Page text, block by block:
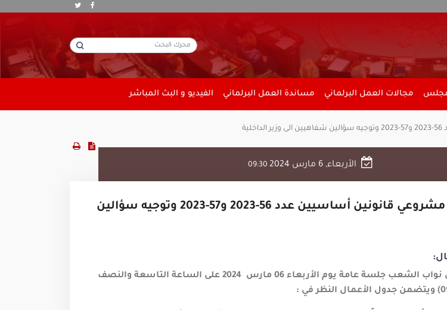
مجالات العمل البرلماني مساندة العمل البرلماني الفيديو و البث المباشر
الأربعاء, 6 مارس 2024 09:30
جلسة عامة يوم الأربعاء 06 مارس 2024 للنظر في مشروعي قانونين أساسيين عدد 56-2023 و57-2023 وتوجيه سؤالين
يعقد مجلس نواب الشعب جلسة عامة يوم الأربعاء 06 مارس 2024 على الساعة التاسعة والنصف